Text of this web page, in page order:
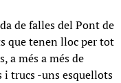
de falles del Pont de
que tenen lloc per tot
a més a més de
i trucs -uns esquellots